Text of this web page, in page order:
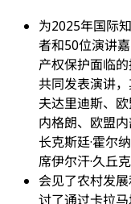
为2025年国际
者和50位演讲
产权保护面临
共同发表演讲
夫达里迪斯、
内格朗、欧盟
长克斯廷·霍尔
席伊尔汗·久丘克
会见了农村发
讨了通过卡拉